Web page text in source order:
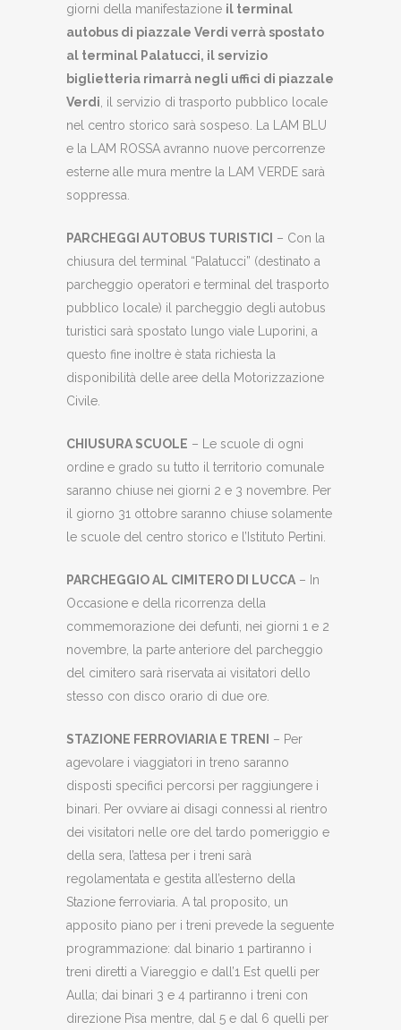
giorni della manifestazione il terminal
autobus di piazzale Verdi verrà spostato
al terminal Palatucci, il servizio
biglietteria rimarrà negli uffici di piazzale
Verdi , il servizio di trasporto pubblico locale
nel centro storico sarà sospeso. La LAM BLU
e la LAM ROSSA avranno nuove percorrenze
esterne alle mura mentre la LAM VERDE sarà
soppressa.
PARCHEGGI AUTOBUS TURISTICI – Con la
chiusura del terminal “Palatucci” (destinato a
parcheggio operatori e terminal del trasporto
pubblico locale) il parcheggio degli autobus
turistici sarà spostato lungo viale Luporini, a
questo fine inoltre è stata richiesta la
disponibilità delle aree della Motorizzazione
Civile.
CHIUSURA SCUOLE – Le scuole di ogni
ordine e grado su tutto il territorio comunale
saranno chiuse nei giorni 2 e 3 novembre. Per
il giorno 31 ottobre saranno chiuse solamente
le scuole del centro storico e l’Istituto Pertini.
PARCHEGGIO AL CIMITERO DI LUCCA – In
Occasione e della ricorrenza della
commemorazione dei defunti, nei giorni 1 e 2
novembre, la parte anteriore del parcheggio
del cimitero sarà riservata ai visitatori dello
stesso con disco orario di due ore.
STAZIONE FERROVIARIA E TRENI – Per
agevolare i viaggiatori in treno saranno
disposti specifici percorsi per raggiungere i
binari. Per ovviare ai disagi connessi al rientro
dei visitatori nelle ore del tardo pomeriggio e
della sera, l’attesa per i treni sarà
regolamentata e gestita all’esterno della
Stazione ferroviaria. A tal proposito, un
apposito piano per i treni prevede la seguente
programmazione: dal binario 1 partiranno i
treni diretti a Viareggio e dall’1 Est quelli per
Aulla; dai binari 3 e 4 partiranno i treni con
direzione Pisa mentre, dal 5 e dal 6 quelli per